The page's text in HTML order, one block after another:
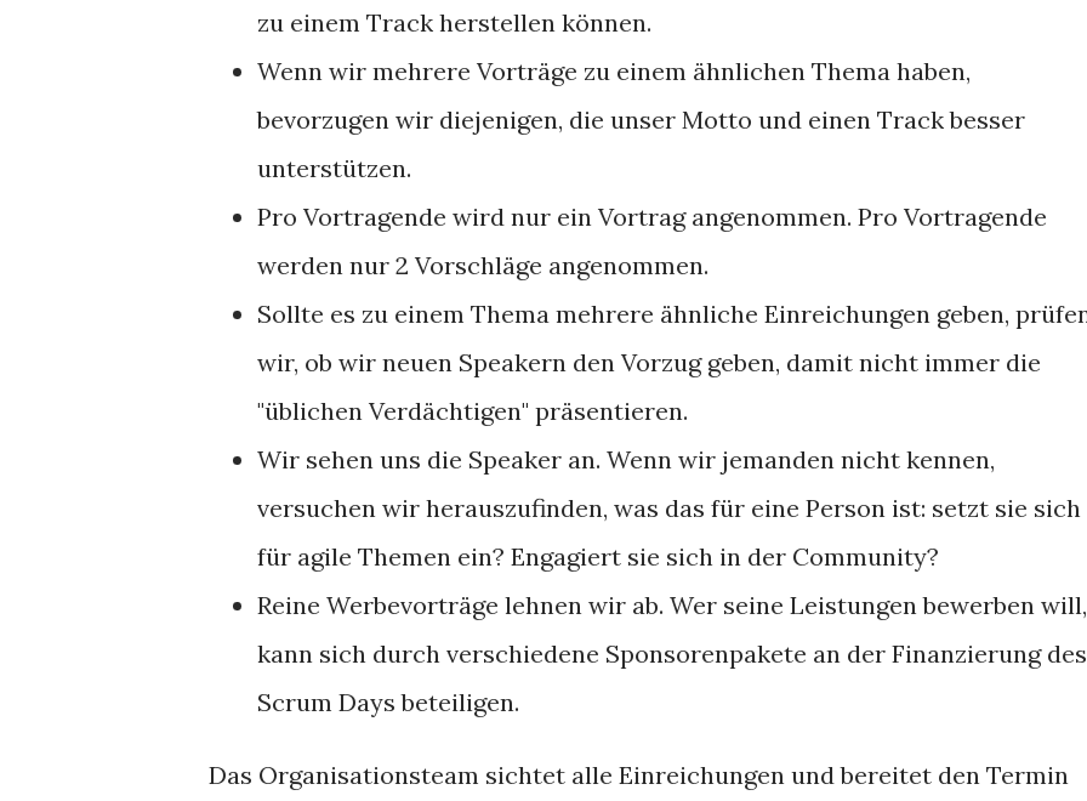
zu einem Track herstellen können.
Wenn wir mehrere Vorträge zu einem ähnlichen Thema haben,
bevorzugen wir diejenigen, die unser Motto und einen Track besser
unterstützen.
Pro Vortragende wird nur ein Vortrag angenommen. Pro Vortragende
werden nur 2 Vorschläge angenommen.
Sollte es zu einem Thema mehrere ähnliche Einreichungen geben,
wir, ob wir neuen Speakern den Vorzug geben, damit nicht immer die
"üblichen Verdächtigen" präsentieren.
Wir sehen uns die Speaker an. Wenn wir jemanden nicht kennen,
versuchen wir herauszufinden, was das für eine Person ist: setzt sie sich
für agile Themen ein? Engagiert sie sich in der Community?
Reine Werbevorträge lehnen wir ab. Wer seine Leistungen bewerben will,
kann sich durch verschiedene Sponsorenpakete an der Finanzierung des
Scrum Days beteiligen.
Das Organisationsteam sichtet alle Einreichungen und bereitet den Termin